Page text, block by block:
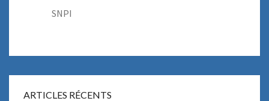
SNPI
ARTICLES RÉCENTS